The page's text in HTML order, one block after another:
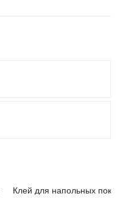
Клей для напольных